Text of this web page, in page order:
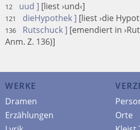
12 uud ] [liest ›und‹]
121 dieHypothek ] [liest ›die
136 Rutschuck ] [emendiert in
Anm. Z. 136)]
WERKE
Dramen
Erzählungen
Orte